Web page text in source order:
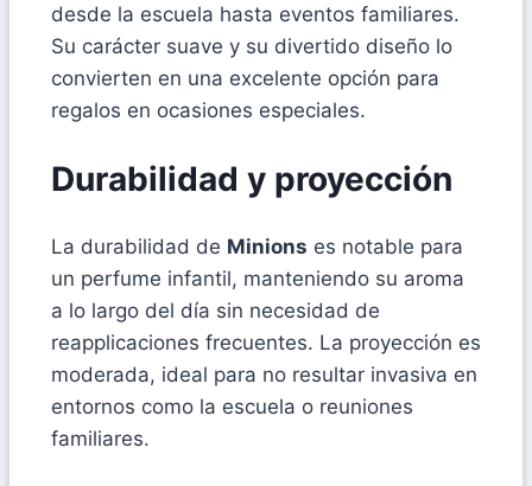
desde la escuela hasta eventos familiares.
Su carácter suave y su divertido diseño lo
convierten en una excelente opción para
regalos en ocasiones especiales.
Durabilidad y proyección
La durabilidad de Minions es notable para
un perfume infantil, manteniendo su aroma
a lo largo del día sin necesidad de
reapplicaciones frecuentes. La proyección es
moderada, ideal para no resultar invasiva en
entornos como la escuela o reuniones
familiares.